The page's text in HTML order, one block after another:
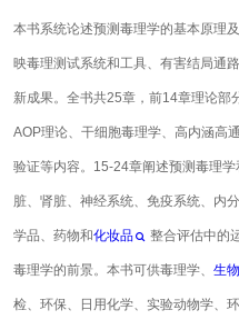
本书系统论述预测毒理学的基本原理
映毒理测试系统和工具、有害结局通
新成果。全书共25章，前14章理论部
AOP理论、干细胞毒理学、高内涵高
验证等内容。15-24章阐述预测毒理
脏、肾脏、神经系统、免疫系统、内
学品、药物和化妆品 整合评估中的
毒理学的前景。本书可供毒理学、 生
检、环保、日用化学、实验动物学、